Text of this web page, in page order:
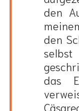
den
den
das